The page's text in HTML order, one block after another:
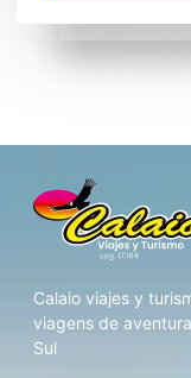
Calaio viajes y
viagens de
Sul